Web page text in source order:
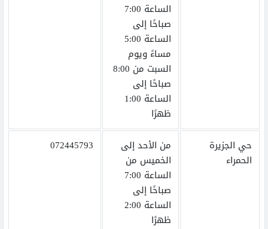
الساعة 7:00
صباحًا إلى
الساعة 5:00
مساءً ويوم
السبت من 8:00
صباحًا إلى
الساعة 1:00
ظهرًا
حي الجزيرة
الحمراء
من الأحد إلى
الخميس من
الساعة 7:00
صباحًا إلى
الساعة 2:00
ظهرًا
072445793